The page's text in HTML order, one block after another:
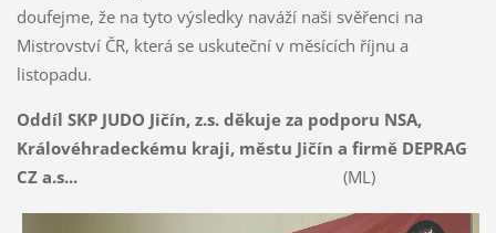
doufejme, že na tyto výsledky naváží naši svěřenci na
Mistrovství ČR, která se uskuteční v měsících říjnu a
listopadu.
Oddíl SKP JUDO Jičín, z.s. děkuje za podporu NSA,
Královéhradeckému kraji, městu Jičín a firmě DEPRAG
CZ a.s...
(ML)